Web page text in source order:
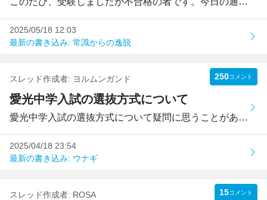
2025/05/18 12:03
最新の書き込み: 常識からの逸脱
スレッド作成者: ヨルムンガンド 250コメント
愛光中学入試の選抜方式について
愛光中学入試の選抜方式について疑問に思うことがあるため、...
2025/04/18 23:54
最新の書き込み: ウナギ
スレッド作成者: ROSA 15コメント